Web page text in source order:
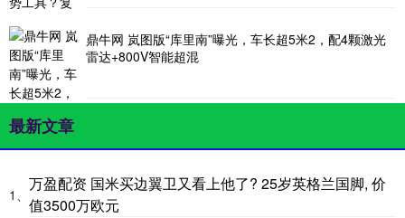
鼎牛网 岚图版“库里南”曝光，车长超5米2，配4颗激光
雷达+800V智能超混
最新文章
1、
万盈配资 国米买边翼卫又看上他了? 25岁英格兰国脚, 价
值3500万欧元